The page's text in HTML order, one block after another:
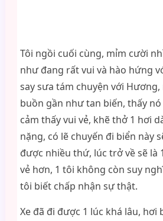
Tôi ngồi cuối cùng, mỉm cười
như đang rất vui và hào hứng
say sưa tám chuyện với
buồn gần như tan biến, thấy
cảm thấy vui vẻ, khẽ thở 1 hơi
nặng, có lẽ chuyến đi biển này
được nhiều thứ, lúc trở về sẽ là
vẻ hơn, 1 tôi không còn suy
tôi biết chấp nhận sự thật.
Xe đã đi được 1 lúc khá lâu, hơi